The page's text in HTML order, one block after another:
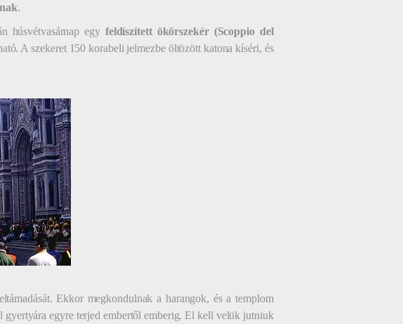
.
húsvétvasárnap egy feldíszített ökörszekér (Scoppio del
A szekeret 150 korabeli jelmezbe öltözött katona kíséri, és
Ekkor megkondulnak a harangok, és a templom
gyertyára egyre terjed embertől emberig. El kell velük jutniuk